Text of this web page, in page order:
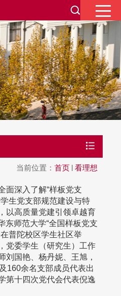
当前位置：首页 看理想
面深入了解“样板党支
生党支部规范建设与特
以高质量党建引领卓越育
东师范大学“全国样板党支
普陀校区学生社区举
党委学生（研究生）工作
刘国艳、杨丹妮、王旭，
160余名支部成员代表出
第十四次党代会代表倪逸